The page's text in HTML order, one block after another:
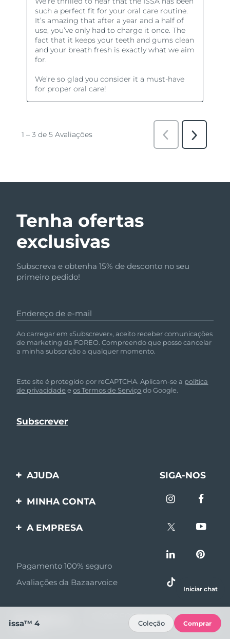
Tenha ofertas
exclusivas
Subscreva e obtenha 15% de desconto no seu
primeiro pedido!
Endereço de e-mail
Ao carregar em «Subscrever», aceito receber comunicações
de marketing da FOREO. Compreendo que posso cancelar
a minha subscrição a qualquer momento.
Este site é protegido por reCAPTCHA. Aplicam-se a política
de privacidade eos Termos de Serviçodo Google.
AJUDA
Entre em contato
SIGA-NOS
MINHA CONTA
Registro de produto
A EMPRESA
Afiliados
Notícias de afiliados
MYSA
Parceiro minoritário
Pagamento 100% seguro
Avaliações da Bazaarvoice
© 2026 FOREO Todos os direitos
reservados
Iniciar chat
issa™ 4 Coleção Comprar